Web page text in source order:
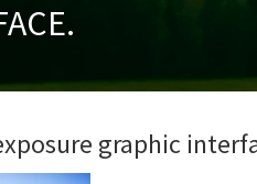
graphic